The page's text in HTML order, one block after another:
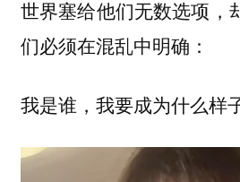
世界塞给他们无数选项，
们必须在混乱中明确：
我是谁，我要成为什么样